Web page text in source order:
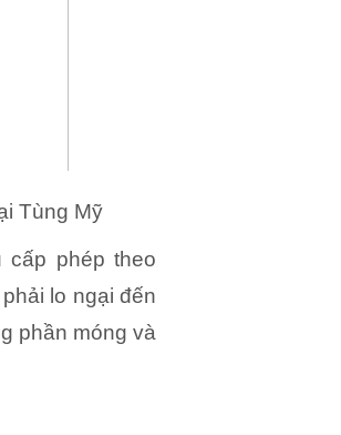
Tùng Mỹ
cấp phép theo
lo ngại đến
phần móng và